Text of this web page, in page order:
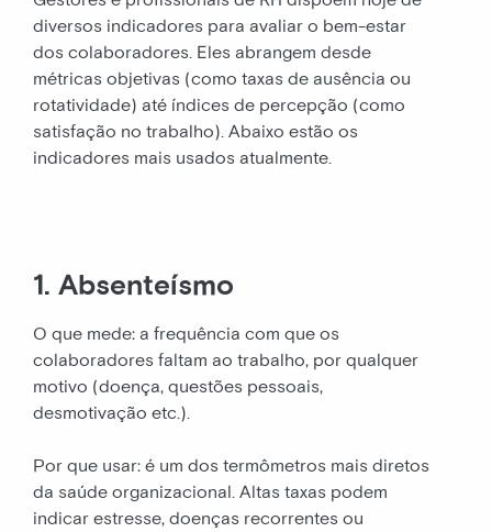
diversos indicadores para avaliar o bem-estar
dos colaboradores. Eles abrangem desde
métricas objetivas (como taxas de ausência ou
rotatividade) até índices de percepção (como
satisfação no trabalho). Abaixo estão os
indicadores mais usados atualmente.
1. Absenteísmo
O que mede: a frequência com que os
colaboradores faltam ao trabalho, por qualquer
motivo (doença, questões pessoais,
desmotivação etc.).
Por que usar: é um dos termômetros mais diretos
da saúde organizacional. Altas taxas podem
indicar estresse, doenças recorrentes ou